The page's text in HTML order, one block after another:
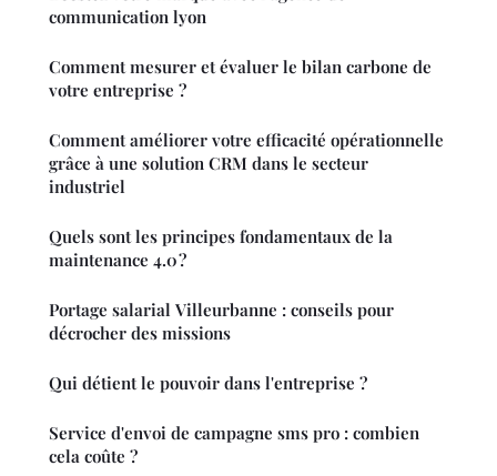
communication lyon
Comment mesurer et évaluer le bilan carbone de
votre entreprise ?
Comment améliorer votre efficacité opérationnelle
grâce à une solution CRM dans le secteur
industriel
Quels sont les principes fondamentaux de la
maintenance 4.0 ?
Portage salarial Villeurbanne : conseils pour
décrocher des missions
Qui détient le pouvoir dans l'entreprise ?
Service d'envoi de campagne sms pro : combien
cela coûte ?